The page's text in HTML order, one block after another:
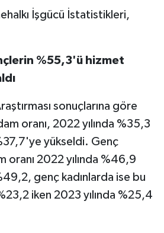
İşgücü İstatistikleri,
%55,3'ü hizmet
sonuçlarına göre
oranı, 2022 yılında %35,3
yükseldi. Genç
oranı 2022 yılında %46,9
genç kadınlarda ise bu
iken 2023 yılında %25,4